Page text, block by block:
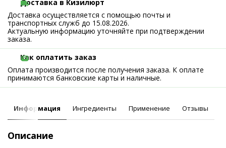
Доставка в Кизилюрт
Доставка осуществляется с помощью почты и
транспортных служб до 15.08.2026.
Актуальную информацию уточняйте при подтверждении
заказа.
Как оплатить заказ
Оплата производится после получения заказа. К оплате
принимаются банковские карты и наличные.
Информация Ингредиенты Применение Отзывы
Описание